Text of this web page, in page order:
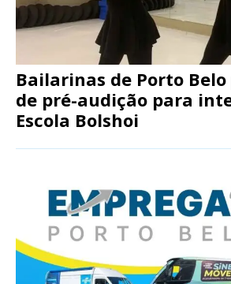
Bailarinas de Porto
de pré-audição para
Escola Bolshoi